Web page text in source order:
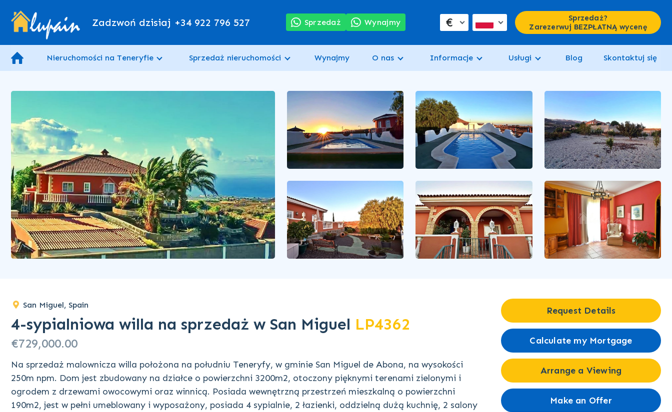
Zadzwoń dzisiaj +34 922 796 527 Sprzedaż Wynajmy €
Sprzedaż?
Zarezerwuj BEZPŁATNĄ wycenę
Nieruchomości na Teneryfie Sprzedaż nieruchomości Wynajmy O nas Informacje Usługi Blog Skontaktuj się
San Miguel, Spain
4-sypialniowa willa na sprzedaż w San Miguel LP4362
€729,000.00
Na sprzedaż malownicza willa położona na południu Teneryfy, w gminie San Miguel de Abona, na wysokości
250m npm. Dom jest zbudowany na działce o powierzchni 3200m2, otoczony pięknymi terenami zielonymi i
ogrodem z drzewami owocowymi oraz winnicą. Posiada wewnętrzną przestrzeń mieszkalną o powierzchni
190m2, jest w pełni umeblowany i wyposażony, posiada 4 sypialnie, 2 łazienki, oddzielną dużą kuchnię, 2 salony
Request Details
Calculate my Mortgage
Arrange a Viewing
Make an Offer